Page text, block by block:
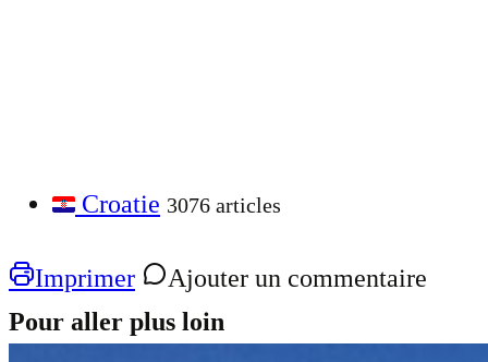
Croatie 3076 articles
Imprimer
Ajouter un commentaire
Pour aller plus loin